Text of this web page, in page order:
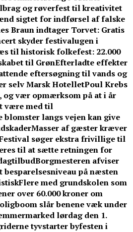
og røverfest til kreativitet
sigtet for indførsel af falske
Braun indtager Torvet: Gratis
skyder festivalugen i
til historisk folkefest: 22.000
til GrønEfterladte effekter
eftersøgning til vands og
selv Marsk HotelletPoul Krebs
og vær opmærksom på at i år
være med til
blomster langs vejen kan give
Masser af gæster kræver
søger ekstra frivillige til
til at sætte retningen for
Borgmesteren afviser
besparelsesniveau på næsten
Flere med grundskolen som
over 60.000 kroner om
slår benene væk under
lørdag den 1.
tyvstarter byfesten i